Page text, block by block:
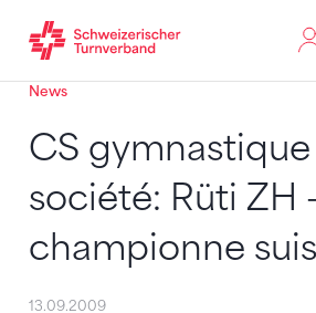
Zum Inhalt springen
Zur Sitemap navigieren
Zum Navigieren dieser Seite wird
News
CS
société: Rüti ZH
championne
13.09.2009